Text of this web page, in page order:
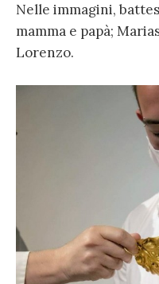
Nelle immagini,
mamma e papà;
Lorenzo.